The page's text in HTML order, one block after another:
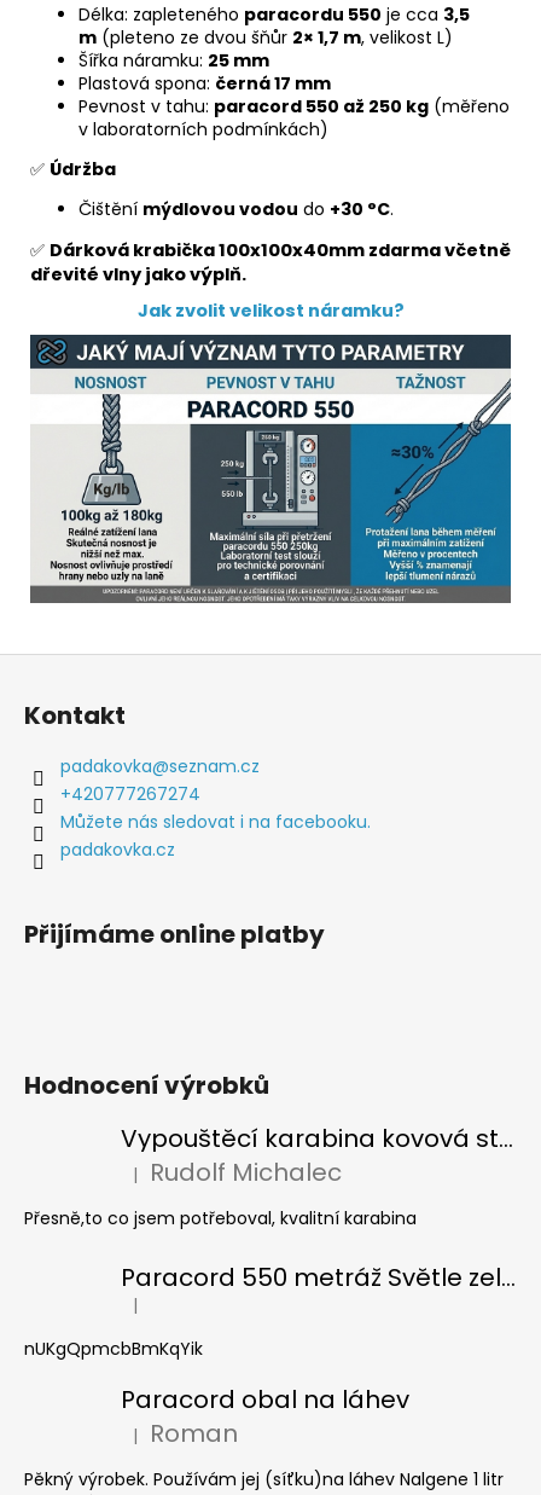
Délka: zapleteného paracordu 550 je cca 3,5
m (pleteno ze dvou šňůr 2× 1,7 m, velikost L)
Šířka náramku: 25 mm
Plastová spona: černá 17 mm
Pevnost v tahu: paracord 550 až 250 kg (měřeno
v laboratorních podmínkách)
✅ Údržba
Čištění mýdlovou vodou do +30 °C.
✅ Dárková krabička 100x100x40mm zdarma včetně
dřevité vlny jako výplň.
Jak zvolit velikost náramku?
Z
Kontakt
padakovka@seznam.cz
+420777267274
Můžete nás sledovat i na facebooku.
padakovka.cz
Přijímáme online platby
Hodnocení výrobků
Vypouštěcí karabina kovová stříbrná
Hodnocení produktu je 5 z 5 hvězdiček.
| Rudolf Michalec
Přesně,to co jsem potřeboval, kvalitní karabina
Paracord 550 metráž Světle zelená
Hodnocení produktu je 5 z 5 hvězdiček.
|
nUKgQpmcbBmKqYik
Paracord obal na láhev
Hodnocení produktu je 5 z 5 hvězdiček.
| Roman
Pěkný výrobek. Používám jej (síťku)na láhev Nalgene 1 litr